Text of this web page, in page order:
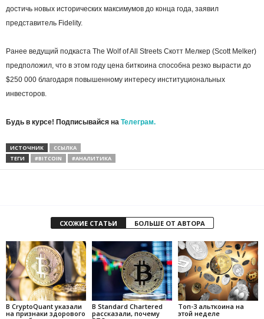
достичь новых исторических максимумов до конца года, заявил
представитель Fidelity.
Ранее ведущий подкаста The Wolf of All Streets Скотт Мелкер (Scott Melker)
предположил, что в этом году цена биткоина способна резко вырасти до
$250 000 благодаря повышенному интересу институциональных
инвесторов.
Будь в курсе! Подписывайся на Телеграм.
ИСТОЧНИК
ССЫЛКА
ТЕГИ
#BITCOIN #АНАЛИТИКА
СХОЖИЕ СТАТЬИ БОЛЬШЕ ОТ АВТОРА
В CryptoQuant указали
на признаки здорового
В Standard Chartered
рассказали, почему
Топ-3 альткоина на
этой неделе